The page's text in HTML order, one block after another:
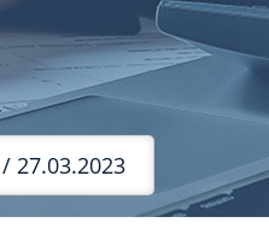
/ 27.03.2023